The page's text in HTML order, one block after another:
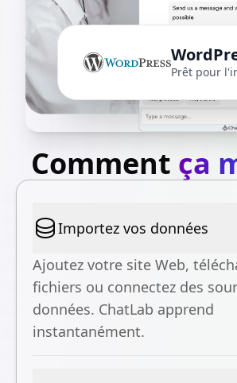
Prêt pour
Comment ça
Importez vos données
Ajoutez votre site Web,
fichiers ou connectez des
données. ChatLab apprend
instantanément.